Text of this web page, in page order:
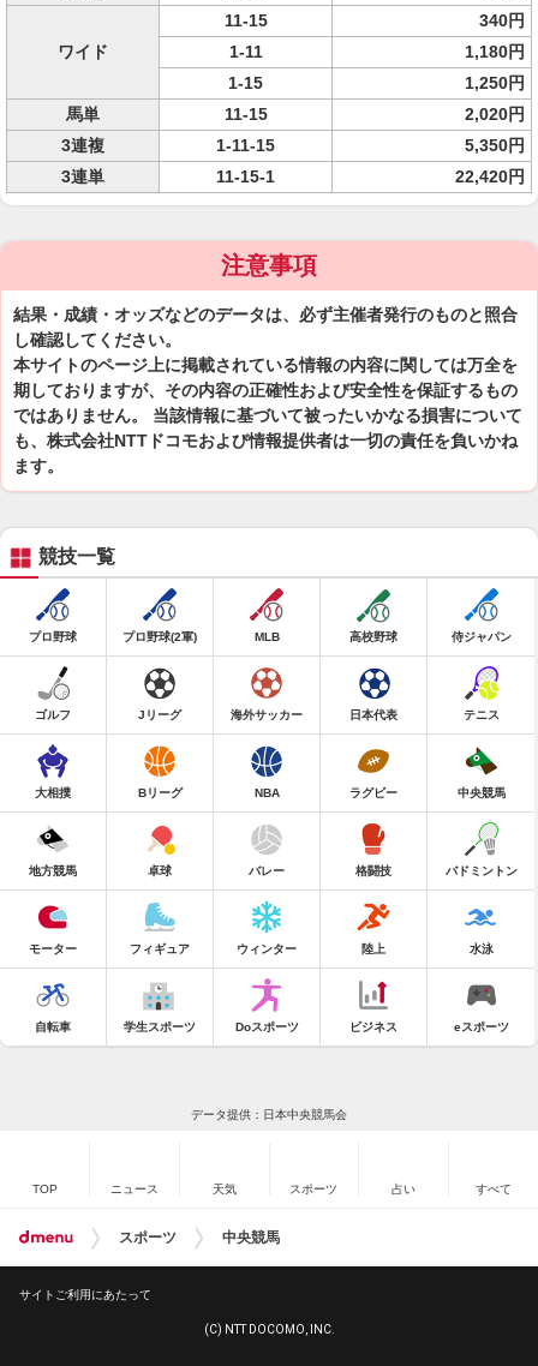
ワイド
11-15
340円
1-11
1,180円
1-15
1,250円
馬単
11-15
2,020円
3連複
1-11-15
5,350円
3連単
11-15-1 22,420円
注意事項
結果・成績・オッズなどのデータは、必ず主催者発行のものと照合
し確認してください。
本サイトのページ上に掲載されている情報の内容に関しては万全を
期しておりますが、その内容の正確性および安全性を保証するもの
ではありません。 当該情報に基づいて被ったいかなる損害について
も、株式会社NTTドコモおよび情報提供者は一切の責任を負いかね
ます。
競技一覧
プロ野球 プロ野球(2軍) MLB 高校野球 侍ジャパン
ゴルフ Jリーグ 海外サッカー 日本代表 テニス
大相撲 Bリーグ NBA ラグビー 中央競馬
地方競馬 卓球 バレー 格闘技 バドミントン
モーター フィギュア ウィンター 陸上 水泳
自転車 学生スポーツ Doスポーツ ビジネス eスポーツ
データ提供：日本中央競馬会
TOP ニュース 天気 スポーツ 占い すべて
スポーツ 中央競馬
サイトご利用にあたって
(C) NTT DOCOMO, INC.